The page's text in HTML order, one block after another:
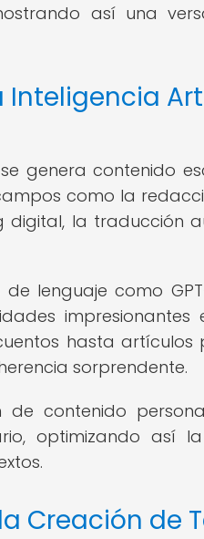
así una
genera contenido
como la
la traducción
lenguaje como
hasta artículos
sorprendente.
de contenido
optimizando así
Creación de